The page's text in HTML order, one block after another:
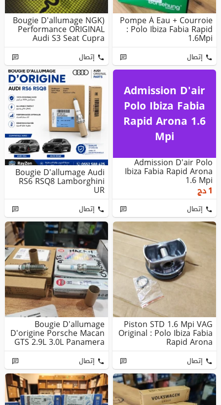
Pompe À Eau + Courroie
: Polo Ibiza Fabia Rapid
1.6Mpi
إتصال
(Bougie D'allumage NGK
Performance ORIGINAL
Audi S3 Seat Cupra
Porsche...
إتصال
Admission D'air
Polo Ibiza Fabia
Rapid Arona 1.6
Mpi
Admission D'air Polo
Ibiza Fabia Rapid Arona
1.6 Mpi
1دج
إتصال
Bougie D'allumage Audi
RS6 RSQ8 Lamborghini
UR
إتصال
Piston STD 1.6 Mpi VAG
Original : Polo Ibiza Fabia
Rapid Arona
إتصال
Bougie D'allumage
D'origine Porsche Macan
GTS 2.9L 3.0L Panamera
Cayen...
إتصال